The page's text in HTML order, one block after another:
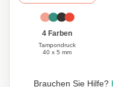
4 Farben
Tampondruck
40 x 5 mm
Brauchen Sie Hilfe?